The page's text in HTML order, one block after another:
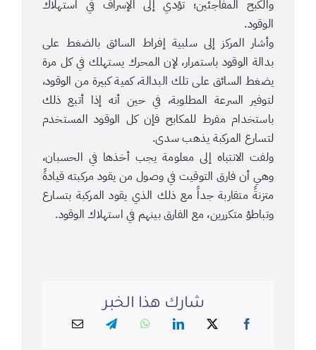
والكبح المفاجئين؛ تؤدي إلى الإسراف في استهلاك
الوقود.
وأشار المركز إلى سلبية إفراط السائق بالضغط على
بدالة الوقود باستمرار، لإن المحرك يستهلك في كل مرة
يضغط السائق على تلك البدالة، كمية كبيرة من الوقود،
لتوفير السرعة المطلوبة، في حين أنه إذا أتبع ذلك
باستخدام مفرط للمكابح فإن كل الوقود المستخدم
لتسارع المركبة يذهب سدى.
ولفت الانتباه إلى معلومة يجب أخذها في الحسبان،
وهي أن فارق التوقيت في وصول من يقود مركبته قيادةً
متزنةً متقاربة جداً مع ذلك الذي يقود المركبة بتسارع
وتباطؤ متكررين، مع الفارق بينهم في استهلاك الوقود.
شارك هذا الخبر